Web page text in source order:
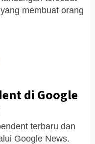
membuat orang
di Google
terbaru dan
Google News.